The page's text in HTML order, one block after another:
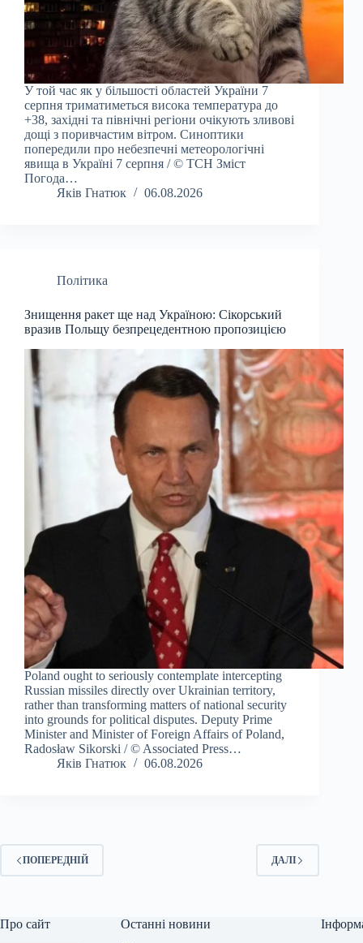
У той час як у більшості областей України 7
серпня триматиметься висока температура до
+38, західні та північні регіони очікують зливові
дощі з поривчастим вітром. Синоптики
попередили про небезпечні метеорологічні
явища в Україні 7 серпня / © ТСН Зміст
Погода…
Яків Гнатюк
06.08.2026
Політика
Знищення ракет ще над Україною: Сікорський
вразив Польщу безпрецедентною пропозицією
Poland ought to seriously contemplate intercepting
Russian missiles directly over Ukrainian territory,
rather than transforming matters of national security
into grounds for political disputes. Deputy Prime
Minister and Minister of Foreign Affairs of Poland,
Radosław Sikorski / © Associated Press…
Яків Гнатюк
06.08.2026
ПОПЕРЕДНІЙ ДАЛІ
Про сайт Останні новини